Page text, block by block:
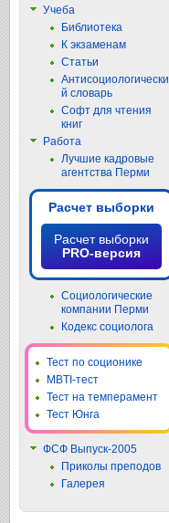
Учеба
Библиотека
К экзаменам
Статьи
Антисоциологически
й словарь
Софт для чтения
книг
Работа
Лучшие кадровые
агентства Перми
Расчет выборки
Расчет выборки
PRO-версия
Социологические
компании Перми
Кодекс социолога
Тест по соционике
MBTI-тест
Тест на темперамент
Тест Юнга
ФСФ Выпуск-2005
Приколы преподов
Галерея